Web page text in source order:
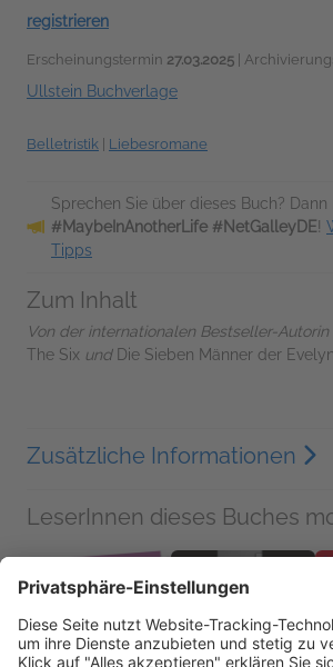
registrieren
Erscheinungstermin 27.03.2025 |
Ullstein Buchverlage
Belletristik | Liebesromane
Sprechen Sie über dieses Buch?
#MaybeInAnotherLife #NetGalleyDE!
Tipps
Zum Inhalt
Von der internationalen Bestseller-Autorin
The Six und Die Sieben Männer der Evelyn
Zusätzliche Informationen
LeserInnen dieses Buches